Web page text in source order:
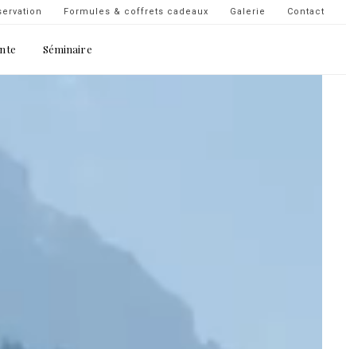
Navigation
-
top
Formules & coffrets cadeaux Galerie Contact
Séminaire